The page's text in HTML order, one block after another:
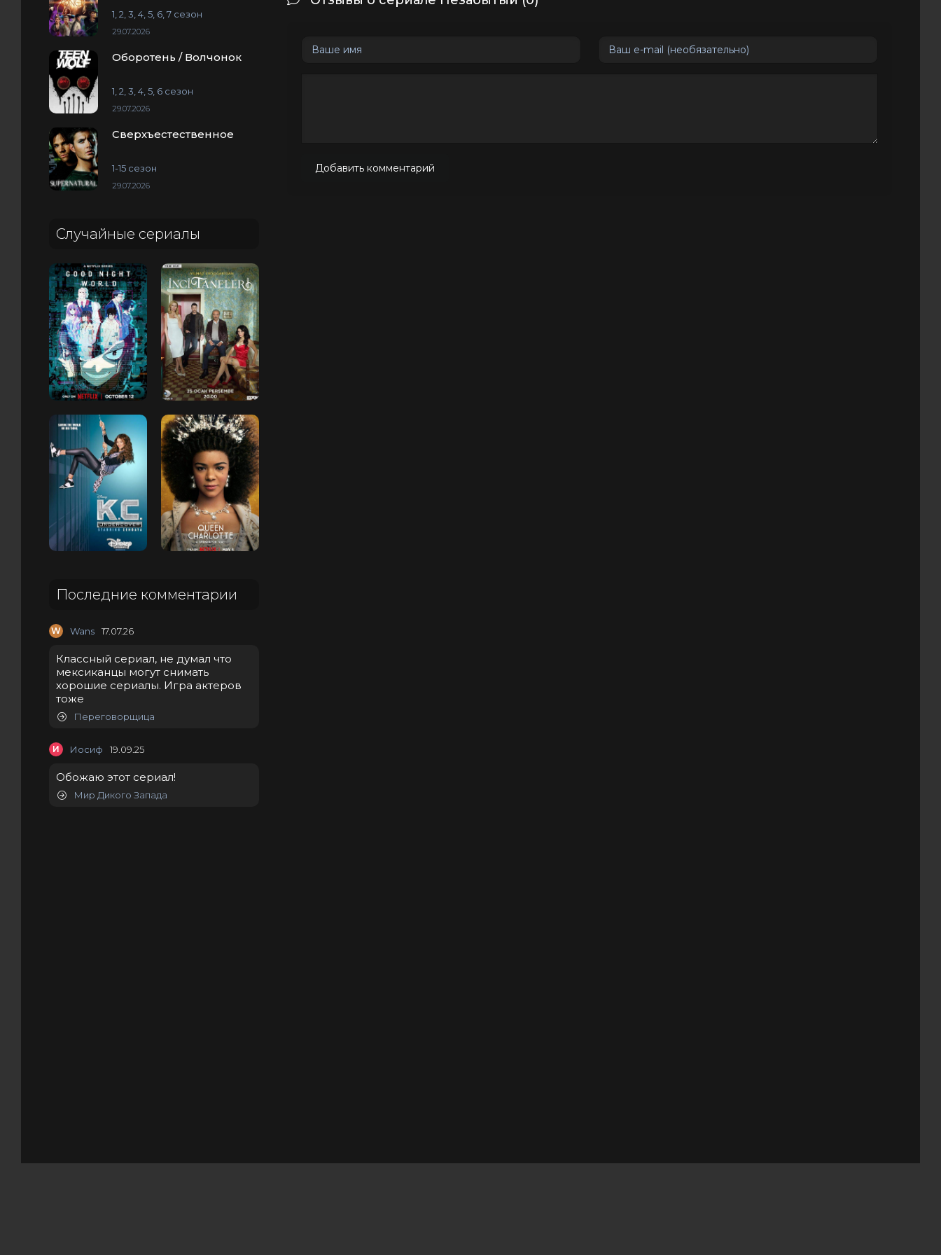
1, 2, 3, 4, 5, 6, 7 сезон
29.07.2026
Оборотень / Волчонок
1, 2, 3, 4, 5, 6 сезон
29.07.2026
Сверхъестественное
1-15 сезон
29.07.2026
Случайные сериалы
Последние комментарии
W Wans 17.07.26
Классный сериал, не думал что
мексиканцы могут снимать
хорошие сериалы. Игра актеров
тоже
Переговорщица
И Иосиф 19.09.25
Обожаю этот сериал!
Мир Дикого Запада
Добавить комментарий